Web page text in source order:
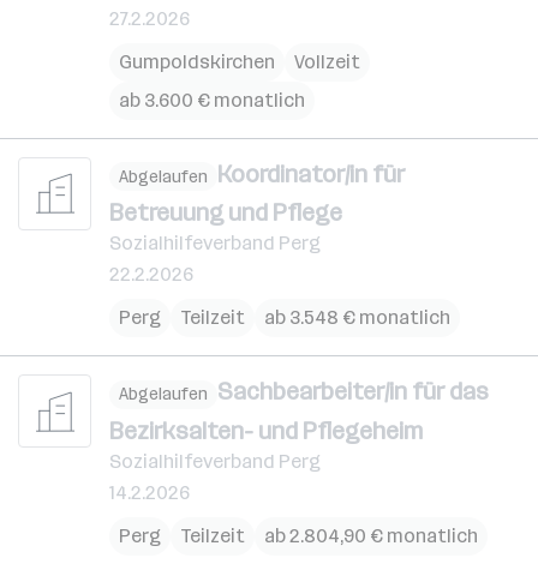
27.2.2026
Gumpoldskirchen
Vollzeit
ab 3.600 € monatlich
Abgelaufen Koordinator/in für
Betreuung und Pflege
Sozialhilfeverband Perg
22.2.2026
Perg
Teilzeit ab 3.548 € monatlich
Abgelaufen Sachbearbeiter/in für das
Bezirksalten- und Pflegeheim
Sozialhilfeverband Perg
14.2.2026
Perg
Teilzeit ab 2.804,90 € monatlich